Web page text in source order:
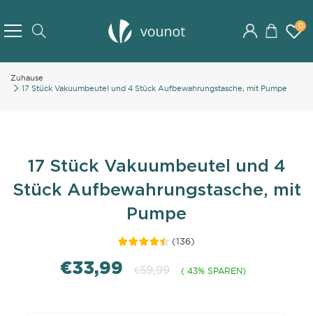
Content
0
Zuhause
17 Stück Vakuumbeutel und 4 Stück Aufbewahrungstasche, mit Pumpe
17 Stück Vakuumbeutel und 4
Stück Aufbewahrungstasche, mit
Pumpe
(136)
€33,99 €59,99 ( 43% SPAREN)